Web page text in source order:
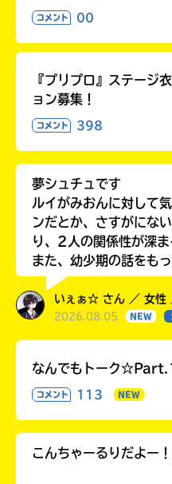
コメント 00
『プリプロ』ステージ
ョン募集！
コメント 398
夢シュチュです
ルイがみおんに対して
ンだとか、さすがにな
り、2人の関係性が深ま
また、幼少期の話をも
いぇぁ☆ さん ／ 女性
2026.08.05 NEW
なんでもトーク
コメント 113 NEW
こんちゃーるりだよー！